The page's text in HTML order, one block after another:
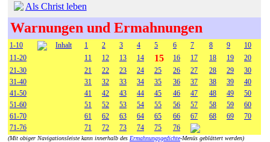
Als Christ leben
Warnungen und Ermahnungen
1-10 Inhalt 1 2 3 4 5 6 7 8 9
10
11-20
11 12 13 14 15 16 17 18 19
20
21-30
21 22 23 24 25 26 27 28 29
30
31-40
31 32 33 34 35 36 37 38 39
40
41-50
41 42 43 44 45 46 47 48 49
50
51-60
51 52 53 54 55 56 57 58 59
60
61-70
61 62 63 64 65 66 67 68 69
70
71-76
71 72 73 74 75 76
(Mit obiger Navigationsleiste kann innerhalb des Ermahnungsgedichte-Menüs geblättert werden)